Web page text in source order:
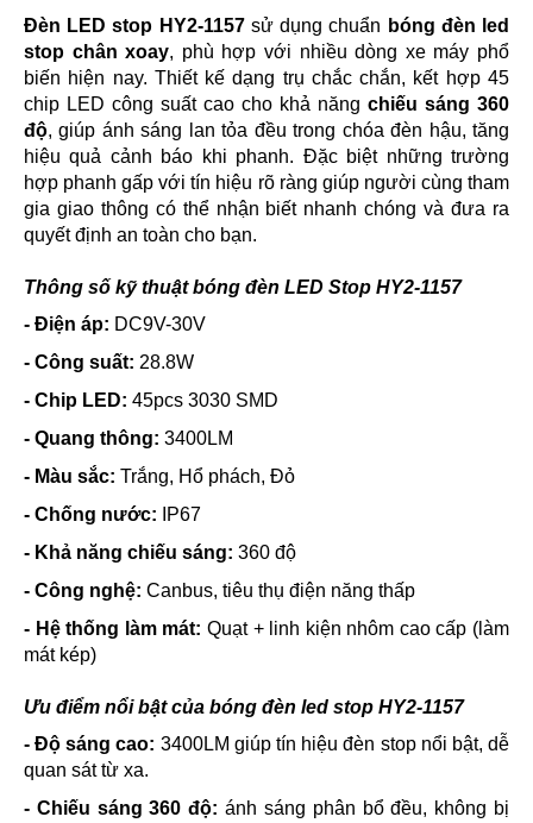
Đèn LED stop HY2-1157sử dụng chuẩn bóng đèn led
stop chân xoay, phù hợp với nhiều dòng xe máy phổ
biến hiện nay. Thiết kế dạng trụ chắc chắn, kết hợp 45
chip LED công suất cao cho khả năng chiếu sáng 360
độ, giúp ánh sáng lan tỏa đều trong chóa đèn hậu, tăng
hiệu quả cảnh báo khi phanh. Đặc biệt những trường
hợp phanh gấp với tín hiệu rõ ràng giúp người cùng tham
gia giao thông có thể nhận biết nhanh chóng và đưa ra
quyết định an toàn cho bạn.
Thông số kỹ thuật bóng đèn LED Stop HY2-1157
- Điện áp: DC9V-30V
- Công suất: 28.8W
- Chip LED: 45pcs 3030 SMD
- Quang thông: 3400LM
- Màu sắc: Trắng, Hổ phách, Đỏ
- Chống nước: IP67
- Khả năng chiếu sáng: 360 độ
- Công nghệ: Canbus, tiêu thụ điện năng thấp
- Hệ thống làm mát: Quạt + linh kiện nhôm cao cấp (làm
mát kép)
Ưu điểm nổi bật của bóng đèn led stop HY2-1157
- Độ sáng cao: 3400LM giúp tín hiệu đèn stop nổi bật, dễ
quan sát từ xa.
- Chiếu sáng 360 độ: ánh sáng phân bổ đều, không bị